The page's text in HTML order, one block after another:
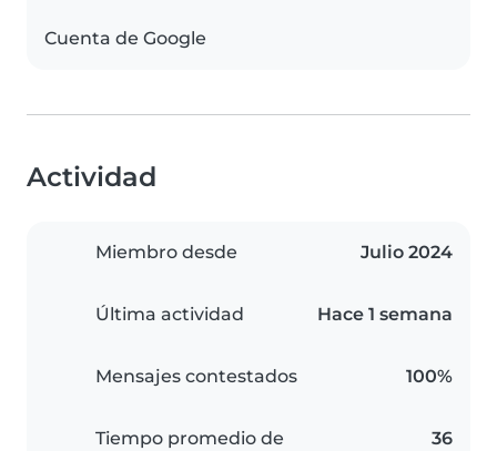
Cuenta de Google
Actividad
Miembro desde Julio 2024
Última actividad Hace 1 semana
Mensajes contestados 100%
Tiempo promedio de
36